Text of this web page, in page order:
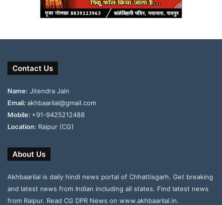
Contact Us
Name: Jitendra Jain
Email: akhbaarilal@gmail.com
Mobile: +91-9425212488
Location: Raipur (CG)
About Us
Akhbaarilal is daily hindi news portal of Chhattisgarh. Get breaking
and latest news from Indian including all states. Find latest news
from Raipur. Read CG DPR News on www.akhbaarilal.in.